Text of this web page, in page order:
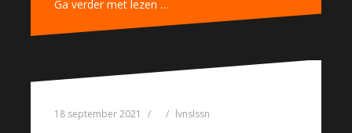
Ga verder met lezen …
18 september 2021 lvnslssn